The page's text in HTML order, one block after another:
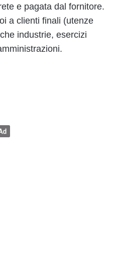
e pagata dal fornitore.
a clienti finali (utenze
industrie, esercizi